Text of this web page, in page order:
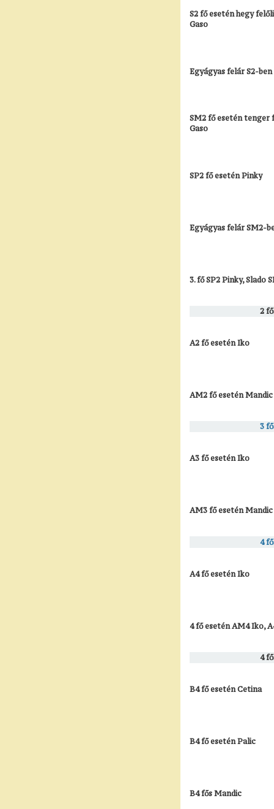
S2 fő esetén hegy
Gaso
Egyágyas felár S2-ben
SM2 fő esetén tenger
Gaso
SP2 fő esetén Pinky
Egyágyas felár SM2-
3. fő SP2 Pinky, Slado
2
A2 fő esetén Iko
AM2 fő esetén Mandic
3
A3 fő esetén Iko
AM3 fő esetén Mandic
4
A4 fő esetén Iko
4 fő esetén AM4 Iko,
4
B4 fő esetén Cetina
B4 fő esetén Palic
B4 fős Mandic